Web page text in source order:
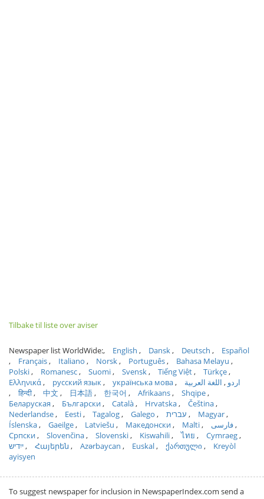
Tilbake til liste over aviser
Newspaper list WorldWide: English Dansk Deutsch
Español
Français
Italiano Norsk Português
Bahasa Melayu
Polski
Romanesc Suomi Svensk Tiếng Việt
Türkçe
Ελληνικά
русский язык українська мова اردو
اللغة العربية
हिन्दी
中文 日本語 한국어 Afrikaans
Shqipe
Беларуская
Български Català Hrvatska
Čeština
Nederlandse
Eesti Tagalog Galego עברית
Magyar
Íslenska
Gaeilge Latviešu Македонски Malti
فارسی
Српски
Slovenčina Slovenski Kiswahili ไทย
Cymraeg
ייִדיש
Հայերեն Azərbaycan Euskal ქართული
Kreyòl
ayisyen
To suggest newspaper for inclusion in NewspaperIndex.com send a